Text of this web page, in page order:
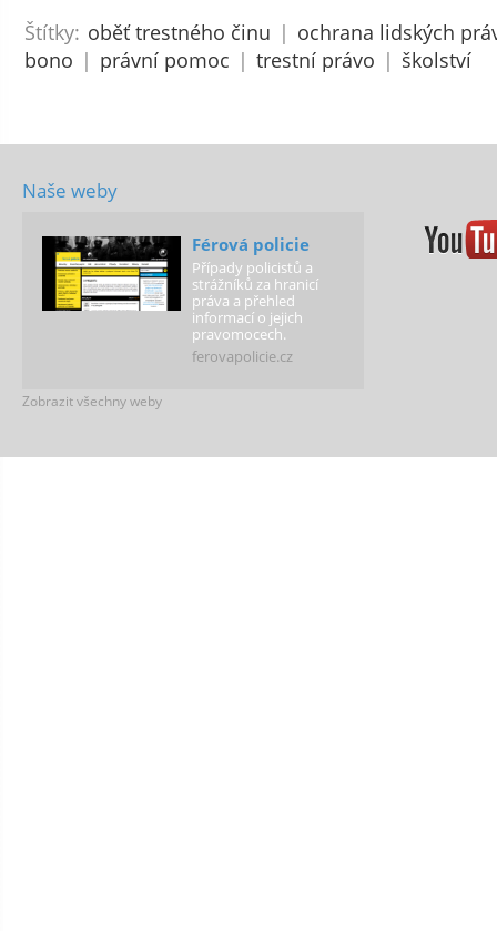
Štítky: oběť trestného činu | ochrana lidských
bono | právní pomoc | trestní právo | školství
Naše weby
Férová policie
Případy policistů a
strážníků za hranicí
práva a přehled
informací o jejich
pravomocech.
ferovapolicie.cz
LLP Vision
Zobrazit všechny weby